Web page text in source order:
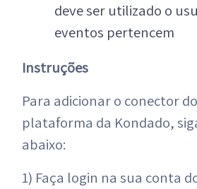
deve ser utilizado o
eventos pertencem
Instruções
Para adicionar o conector
plataforma da Kondado,
abaixo:
1) Faça login na sua conta